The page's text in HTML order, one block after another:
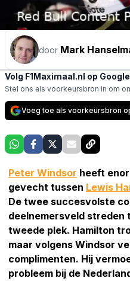
door Mark
Volg F1Maximaal.nl op Google
Stel ons als voorkeursbron in om
Voeg toe als voorkeursbron
Peter Windsor heeft
gevecht tussen Lewis
De twee succesvolste
deelnemersveld streden
tweede plek. Hamilton
maar volgens Windsor
complimenten. Hij
probleem bij de